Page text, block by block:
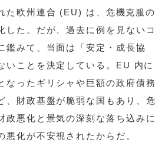
た欧州連合 (EU) は、危機克服の
した。だが、過去に例を見ないコ
鑑みて、当面は「安定・成長協
いことを決定している。EU 内に
なったギリシャや巨額の政府債務
、財政基盤が脆弱な国もあり、危
政悪化と景気の深刻な落ち込みに
悪化が不安視されたからだ。